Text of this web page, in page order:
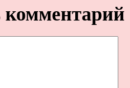
комментарий